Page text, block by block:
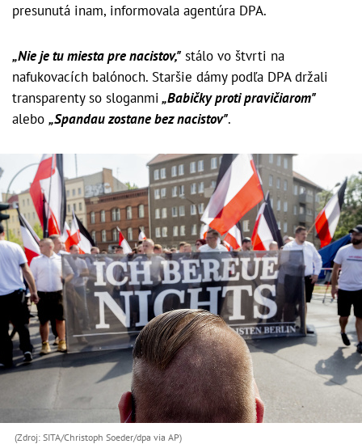
presunutá inam, informovala agentúra DPA.
„Nie je tu miesta pre nacistov," stálo vo štvrti na
nafukovacích balónoch. Staršie dámy podľa DPA držali
transparenty so sloganmi„Babičky proti pravičiarom"
alebo „Spandau zostane bez nacistov".
(Zdroj: SITA/Christoph Soeder/dpa via AP)